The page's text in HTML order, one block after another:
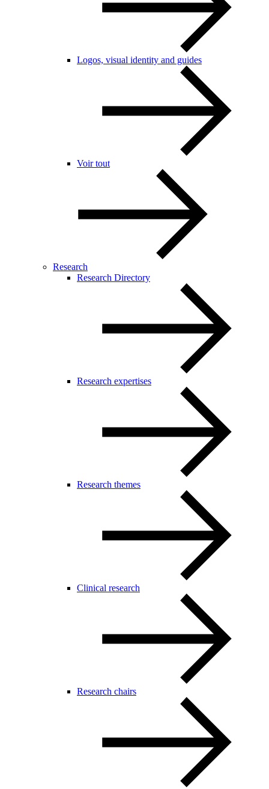
Logos, visual identity and guides
Voir tout
Research
Research Directory
Research expertises
Research themes
Clinical research
Research chairs